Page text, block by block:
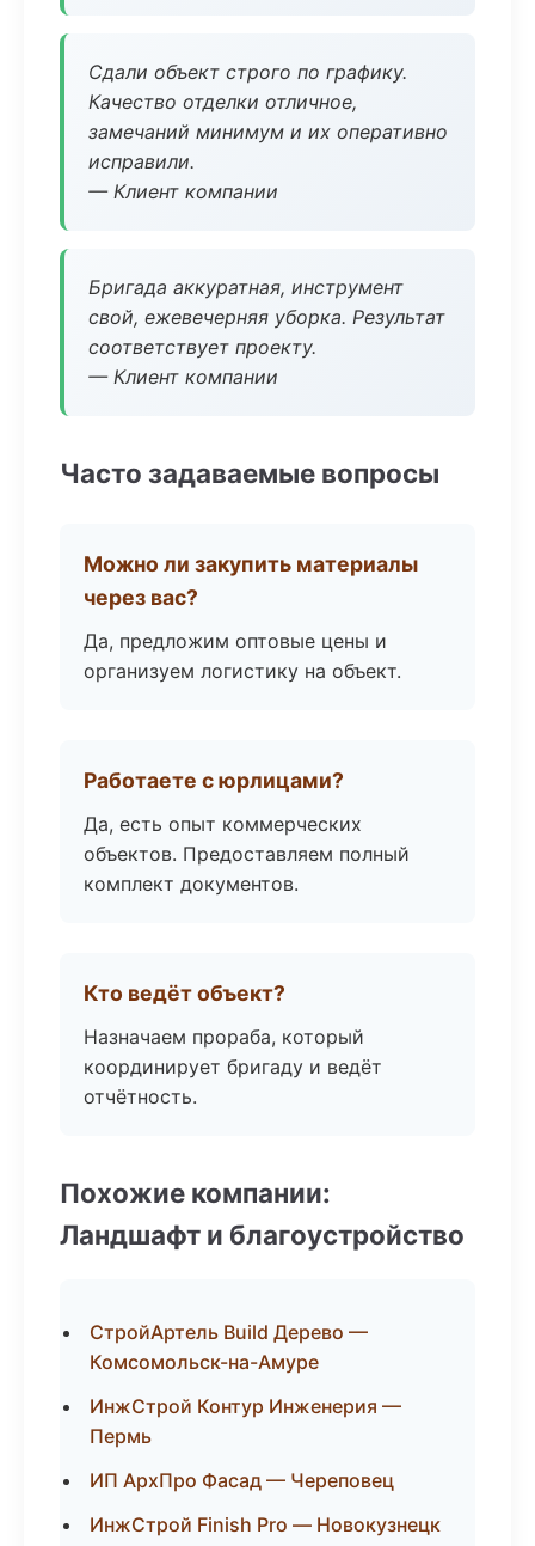
Сдали объект строго по графику.
Качество отделки отличное,
замечаний минимум и их оперативно
исправили.
— Клиент компании
Бригада аккуратная, инструмент
свой, ежевечерняя уборка. Результат
соответствует проекту.
— Клиент компании
Часто задаваемые вопросы
Можно ли закупить материалы
через вас?
Да, предложим оптовые цены и
организуем логистику на объект.
Работаете с юрлицами?
Да, есть опыт коммерческих
объектов. Предоставляем полный
комплект документов.
Кто ведёт объект?
Назначаем прораба, который
координирует бригаду и ведёт
отчётность.
Похожие компании:
Ландшафт и благоустройство
СтройАртель Build Дерево —
Комсомольск-на-Амуре
ИнжСтрой Контур Инженерия —
Пермь
ИП АрхПро Фасад — Череповец
ИнжСтрой Finish Pro — Новокузнецк